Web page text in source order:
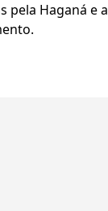
pela Haganá e a